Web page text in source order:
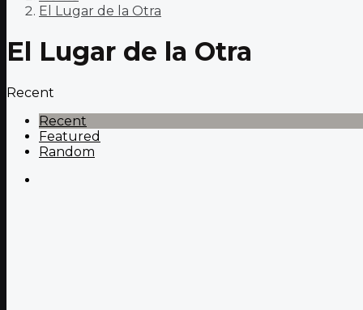
El Lugar de la Otra
El Lugar de la Otra
Recent
Recent
Featured
Random